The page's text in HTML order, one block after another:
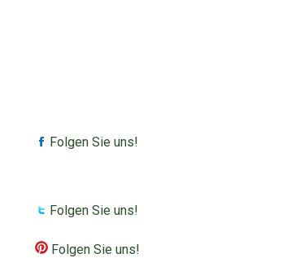
Folgen Sie uns!
Folgen Sie uns!
Folgen Sie uns!